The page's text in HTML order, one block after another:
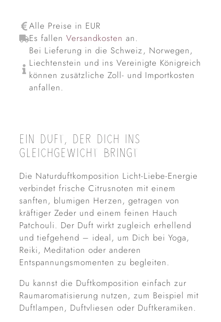
Alle Preise in EUR
Es fallenVersandkostenan.
Bei Lieferung in die Schweiz, Norwegen,
Liechtenstein und ins Vereinigte Königreich
können zusätzliche Zoll- und Importkosten
anfallen.
EIN DUFT, DER DICH INS
GLEICHGEWICHT BRINGT
Die Naturduftkomposition Licht-Liebe-Energie
verbindet frische Citrusnoten mit einem
sanften, blumigen Herzen, getragen von
kräftiger Zeder und einem feinen Hauch
Patchouli. Der Duft wirkt zugleich erhellend
und tiefgehend – ideal, um Dich bei Yoga,
Reiki, Meditation oder anderen
Entspannungsmomenten zu begleiten.
Du kannst die Duftkomposition einfach zur
Raumaromatisierung nutzen, zum Beispiel mit
Duftlampen, Duftvliesen oder Duftkeramiken.